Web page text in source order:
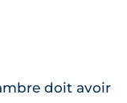
doit avoir